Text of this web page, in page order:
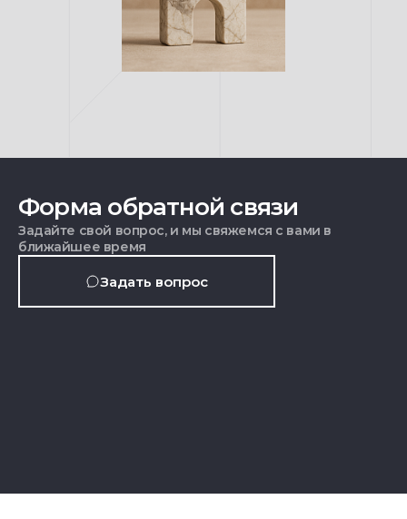
Форма обратной связи
Задайте свой вопрос, и мы свяжемся с вами в
ближайшее время
Задать вопрос